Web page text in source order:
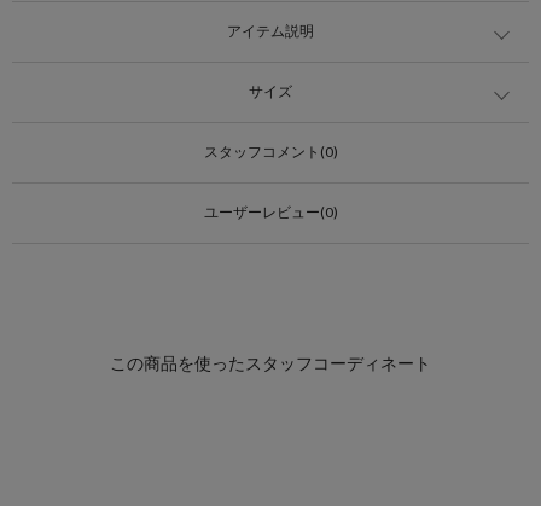
アイテム説明
サイズ
スタッフコメント(0)
ユーザーレビュー(0)